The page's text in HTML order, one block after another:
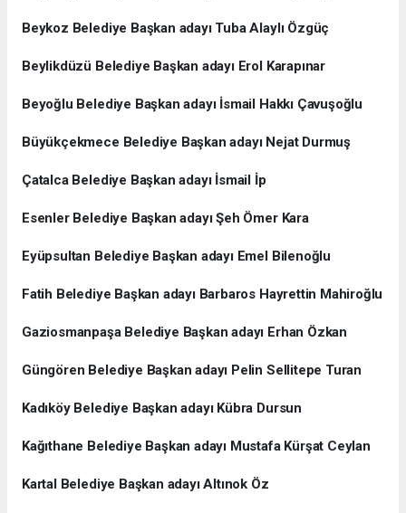
Beykoz Belediye Başkan adayı Tuba Alaylı Özgüç
Beylikdüzü Belediye Başkan adayı Erol Karapınar
Beyoğlu Belediye Başkan adayı İsmail Hakkı Çavuşoğlu
Büyükçekmece Belediye Başkan adayı Nejat Durmuş
Çatalca Belediye Başkan adayı İsmail İp
Esenler Belediye Başkan adayı Şeh Ömer Kara
Eyüpsultan Belediye Başkan adayı Emel Bilenoğlu
Fatih Belediye Başkan adayı Barbaros Hayrettin Mahiroğlu
Gaziosmanpaşa Belediye Başkan adayı Erhan Özkan
Güngören Belediye Başkan adayı Pelin Sellitepe Turan
Kadıköy Belediye Başkan adayı Kübra Dursun
Kağıthane Belediye Başkan adayı Mustafa Kürşat Ceylan
Kartal Belediye Başkan adayı Altınok Öz